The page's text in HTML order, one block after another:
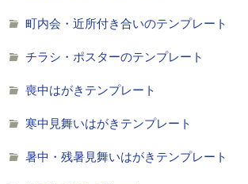
町内会・近所付き合いのテンプレート
チラシ・ポスターのテンプレート
喪中はがきテンプレート
寒中見舞いはがきテンプレート
暑中・残暑見舞いはがきテンプレート